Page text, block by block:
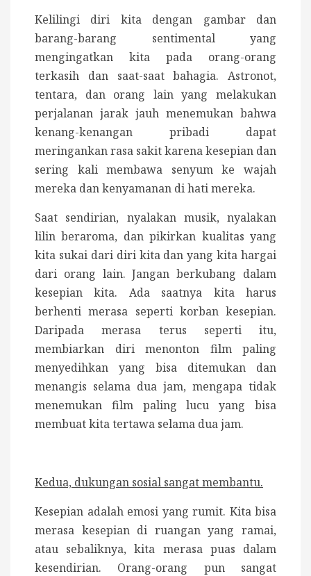
Kelilingi diri kita dengan gambar dan
barang-barang sentimental yang
mengingatkan kita pada orang-orang
terkasih dan saat-saat bahagia. Astronot,
tentara, dan orang lain yang melakukan
perjalanan jarak jauh menemukan bahwa
kenang-kenangan pribadi dapat
meringankan rasa sakit karena kesepian dan
sering kali membawa senyum ke wajah
mereka dan kenyamanan di hati mereka.
Saat sendirian, nyalakan musik, nyalakan
lilin beraroma, dan pikirkan kualitas yang
kita sukai dari diri kita dan yang kita hargai
dari orang lain. Jangan berkubang dalam
kesepian kita. Ada saatnya kita harus
berhenti merasa seperti korban kesepian.
Daripada merasa terus seperti itu,
membiarkan diri menonton film paling
menyedihkan yang bisa ditemukan dan
menangis selama dua jam, mengapa tidak
menemukan film paling lucu yang bisa
membuat kita tertawa selama dua jam.
Kedua, dukungan sosial sangat membantu.
Kesepian adalah emosi yang rumit. Kita bisa
merasa kesepian di ruangan yang ramai,
atau sebaliknya, kita merasa puas dalam
kesendirian. Orang-orang pun sangat